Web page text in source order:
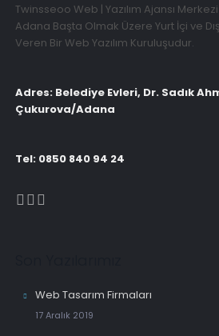
Twinsseoo Web | Yazılım Ajansı
Adana Başta Olmak Üzere Yurt İçi ve
Veren Bir Web Yazılım Kuruluşudur.
Adres: Belediye Evleri, Dr. Sadık
Çukurova/Adana
Tel: 0850 840 94 24
Web Tasarım Firmaları
17 Aralık 2019